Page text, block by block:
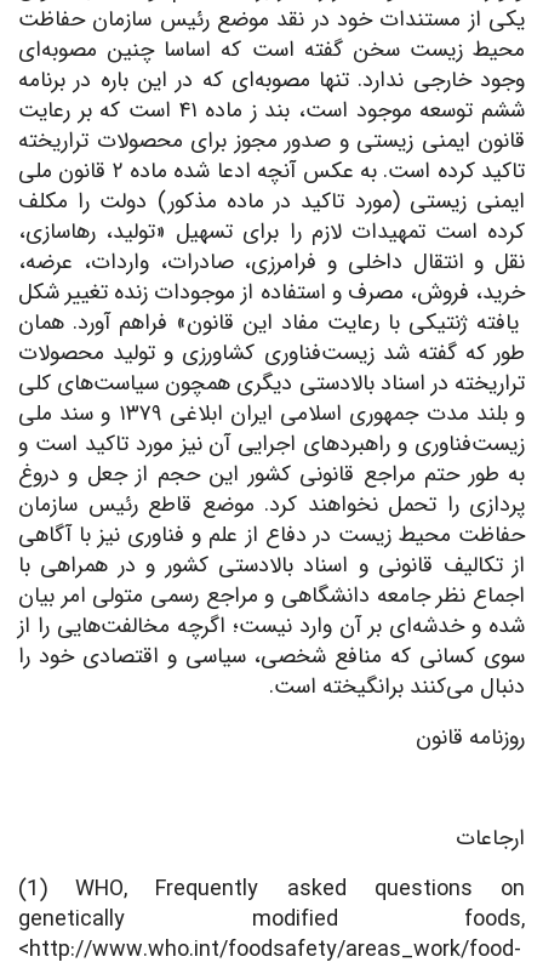
یکی از مستندات خود در نقد موضع رئیس سازمان حفاظت
محیط زیست سخن گفته است که اساسا چنین مصوبه‌ای
وجود خارجی ندارد. تنها مصوبه‌ای که در این باره در برنامه
ششم توسعه موجود است، بند ز ماده ۴۱ است که بر رعایت
قانون ایمنی زیستی و صدور مجوز برای محصولات تراریخته
تاکید کرده است. به عکس آنچه ادعا شده ماده ۲ قانون ملی
ایمنی زیستی (مورد تاکید در ماده مذکور) دولت را مکلف
کرده است تمهیدات لازم را برای تسهیل «تولید، رهاسازی،
نقل و انتقال داخلی و فرامرزی، صادرات، واردات، عرضه،
خرید، فروش، مصرف و استفاده از موجودات زنده تغییر شکل
یافته ژنتیکی با رعایت مفاد این قانون» فراهم آورد. همان
طور که گفته شد زیست‌فناوری کشاورزی و تولید محصولات
تراریخته در اسناد بالادستی دیگری همچون سیاست‌های کلی
و بلند مدت جمهوری اسلامی ایران ابلاغی ۱۳۷۹ و سند ملی
زیست‌فناوری و راهبردهای اجرایی آن نیز مورد تاکید است و
به طور حتم مراجع قانونی کشور این حجم از جعل و دروغ
پردازی را تحمل نخواهند کرد. موضع قاطع رئیس سازمان
حفاظت محیط زیست در دفاع از علم و فناوری نیز با آگاهی
از تکالیف قانونی و اسناد بالادستی کشور و در همراهی با
اجماع نظر جامعه دانشگاهی و مراجع رسمی متولی امر بیان
شده و خدشه‌ای بر آن وارد نیست؛ اگرچه مخالفت‌هایی را از
سوی کسانی که منافع شخصی، سیاسی و اقتصادی خود را
دنبال می‌کنند برانگیخته است.
روزنامه قانون
ارجاعات
(1) WHO, Frequently asked questions on
genetically modified foods,
<http://www.who.int/foodsafety/areas_work/food-